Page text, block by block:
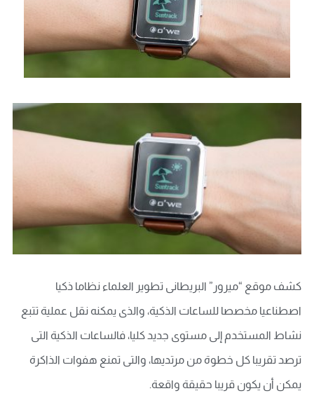
كشف موقع “ميرور” البريطانى تطوير العلماء نظاما ذكيا
اصطناعيا مخصصا للساعات الذكية، والذى يمكنه نقل عملية تتبع
نشاط المستخدم إلى مستوى جديد كليا، فالساعات الذكية التى
ترصد تقريبا كل خطوة من مرتديها، والتى تمنع هفوات الذاكرة
يمكن أن يكون قريبا حقيقة واقعة.